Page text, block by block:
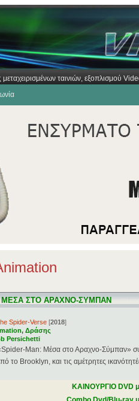
μεταχειρισμένων ταινιών,
ΜΕΣΑ ΣΤΟ ΑΡΑΧΝΟ-ΣΥΜΠΑΝ
Spider-Verse [2018]
, Δράσης
Persichetti
Man: Μέσα στο Αραχνο-Σύμπαν»
το Brooklyn, και τις αμέτρητες
ΚΑΙΝΟΥΡΓΙΟ DVD